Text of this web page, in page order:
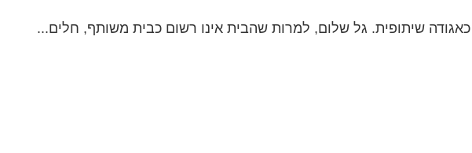
שיתופית. גל שלום, למרות שהבית אינו רשום כבית משותף, חלים...